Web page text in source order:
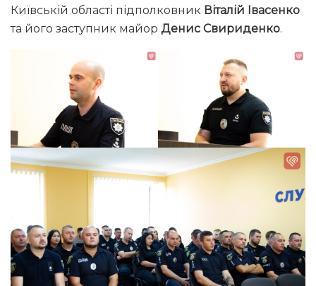
Київській області підполковник Віталій Івасенко
та його заступник майор Денис Свириденко.